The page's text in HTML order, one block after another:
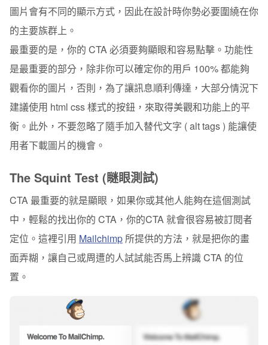
圖片會有不同的顯示方式，因此在設計時你勢必要圍繞在你
的主要族群上。
最重要的是，你的 CTA 必須要夠顯眼和容易點擊。功能性
是最重要的部分，除非你可以確定你的用戶 100% 都能夠
觀看你的圖片，否則，為了讓訊息順利傳達，大部分情況下
建議使用 html css 樣式的按鈕，來取得美觀和功能上的平
衡。此外，不要忽略了隨手加入替代文字 ( alt tags ) 能讓使
用者下載圖片的機會。
The Squint Test (瞇眼測試)
CTA 最重要的就是顯眼，如果你或其他人能夠在這個測試
中，輕鬆的找出你的 CTA，你的CTA 就會很容易被訂閱者
定位。這裡引用 Mailchimp 所提供的方法，就是把你的畫
面弄糊，讓自己或周遭的人試試能否馬上辨識 CTA 的位
置。